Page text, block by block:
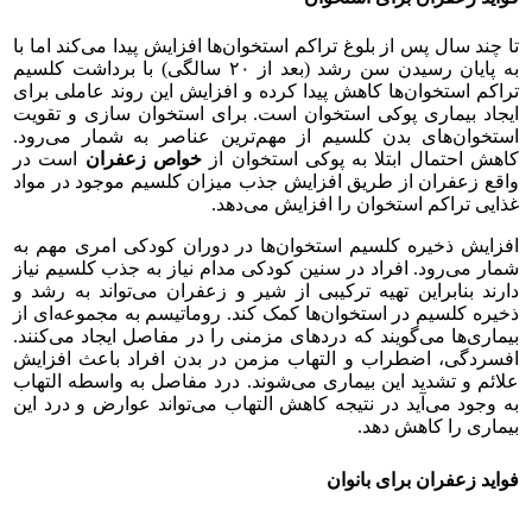
تا چند سال پس از بلوغ تراکم استخوان‌ها افزایش پیدا می‌کند اما با
به پایان رسیدن سن رشد (بعد از ۲۰ سالگی) با برداشت کلسیم
تراکم استخوان‌ها کاهش پیدا کرده و افزایش این روند عاملی برای
ایجاد بیماری پوکی استخوان است. برای استخوان سازی و تقویت
استخوان‌های بدن کلسیم از مهم‌ترین عناصر به شمار می‌رود.
کاهش احتمال ابتلا به پوکی استخوان ازخواص زعفران است در
واقع زعفران از طریق افزایش جذب میزان کلسیم موجود در مواد
غذایی تراکم استخوان را افزایش می‌دهد.
افزایش ذخیره کلسیم استخوان‌ها در دوران کودکی امری مهم به
شمار می‌رود. افراد در سنین کودکی مدام نیاز به جذب کلسیم نیاز
دارند بنابراین تهیه ترکیبی از شیر و زعفران می‌تواند به رشد و
ذخیره کلسیم در استخوان‌ها کمک کند. روماتیسم به مجموعه‌ای از
بیماری‌ها می‌گویند که دردهای مزمنی را در مفاصل ایجاد می‌کنند.
افسردگی، اضطراب و التهاب مزمن در بدن افراد باعث افزایش
علائم و تشدید این بیماری می‌شوند. درد مفاصل به واسطه التهاب
به وجود می‌آید در نتیجه کاهش التهاب می‌تواند عوارض و درد این
بیماری را کاهش دهد.
فواید زعفران برای بانوان